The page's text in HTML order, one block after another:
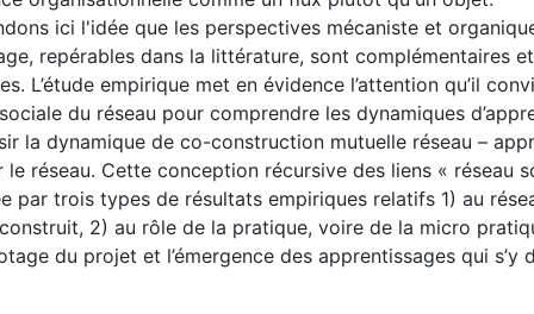
ici l'idée que les perspectives mécaniste et
repérables dans la littérature, sont complémentaires
L’étude empirique met en évidence l’attention qu’il
du réseau pour comprendre les dynamiques
la dynamique de co-construction mutuelle réseau –
le réseau. Cette conception récursive des liens « réseau
par trois types de résultats empiriques relatifs 1) au
2) au rôle de la pratique, voire de la micro
du projet et l’émergence des apprentissages qui s’y